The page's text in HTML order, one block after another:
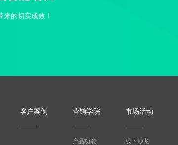
的切实成效！
客户案例 营销学院
产品功能
市场活动
线下沙龙